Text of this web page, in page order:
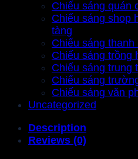
Chiếu sáng quán
Chiếu sáng shop
tàng
Chiếu sáng thanh
Chiếu sáng trồng
Chiếu sáng trung
Chiếu sáng
Chiếu sáng văn
Uncategorized
Description
Reviews (0)